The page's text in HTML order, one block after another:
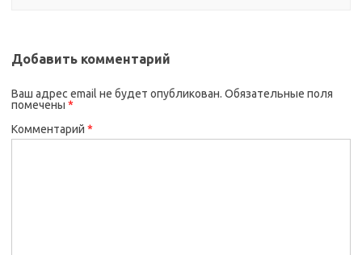
Добавить комментарий
Ваш адрес email не будет опубликован. Обязательные поля
помечены *
Комментарий *